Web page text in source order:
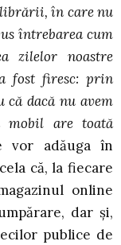
în care nu
întrebarea cum
zilelor noastre
fost firesc: prin
dacă nu avem
mobil are toată
vor adăuga în
că, la fiecare
online
dar și,
publice de